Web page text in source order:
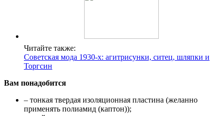
Читайте также:
Советская мода 1930-х: агитрисунки, ситец, шляпки и
Торгсин
Вам понадобится
– тонкая твердая изоляционная пластина (желанно
применять полиамид (каптон));